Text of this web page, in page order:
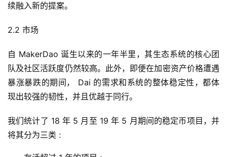
续融入新的提案。
2.2 市场
自 MakerDao 诞生以来的一年半里，其生态系统的核心团
队及社区活跃度仍然较高。此外，即便在加密资产价格遭遇
暴涨暴跌的期间， Dai 的需求和系统的整体稳定性，都体
现出较强的韧性，并且优越于同行。
我们统计了 18 年 5 月至 19 年 5 月期间的稳定币项目，并
将其分为三类 :